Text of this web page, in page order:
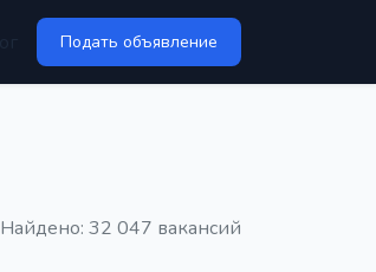
Подать объявление
Найдено: 32 047 вакансий